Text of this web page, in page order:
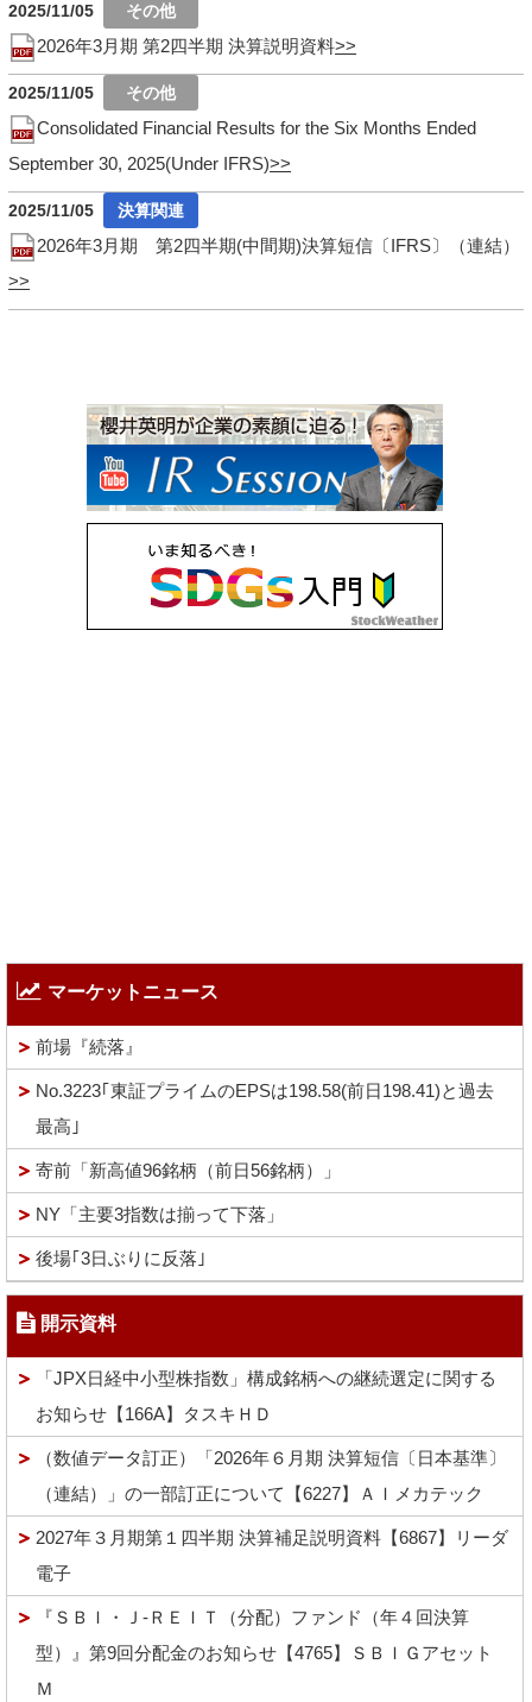
2025/11/05
2026年3月期 第2四半期 決算説明資料
2025/11/05
Consolidated Financial Results for the Six Months Ended
September 30, 2025(Under IFRS)
2025/11/05
2026年3月期 第2四半期(中間期)決算短信〔IFRS〕（連結）
マーケットニュース
前場『続落』
No.3223｢東証プライムのEPSは198.58(前日198.41)と過去
最高｣
寄前「新高値96銘柄（前日56銘柄）」
NY「主要3指数は揃って下落」
後場｢3日ぶりに反落｣
開示資料
「JPX日経中小型株指数」構成銘柄への継続選定に関する
お知らせ【166A】タスキＨＤ
（数値データ訂正）「2026年６月期 決算短信〔日本基準〕
（連結）」の一部訂正について【6227】ＡＩメカテック
2027年３月期第１四半期 決算補足説明資料【6867】リーダ
電子
『ＳＢＩ・Ｊ-ＲＥＩＴ（分配）ファンド（年４回決算
型）』第9回分配金のお知らせ【4765】ＳＢＩＧアセット
Ｍ